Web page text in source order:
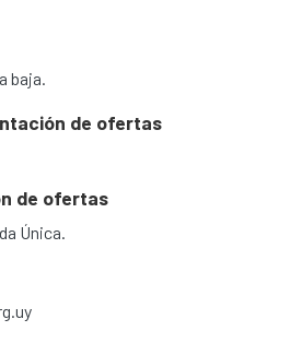
baja.
de ofertas
de ofertas
Única.